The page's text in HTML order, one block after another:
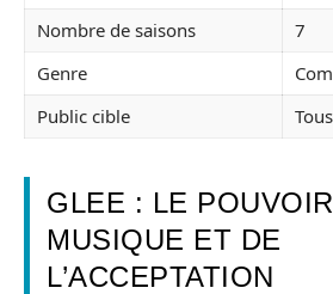
Nombre de saisons
7
Genre
Public cible
GLEE : LE
MUSIQUE ET DE
L’ACCEPTATION